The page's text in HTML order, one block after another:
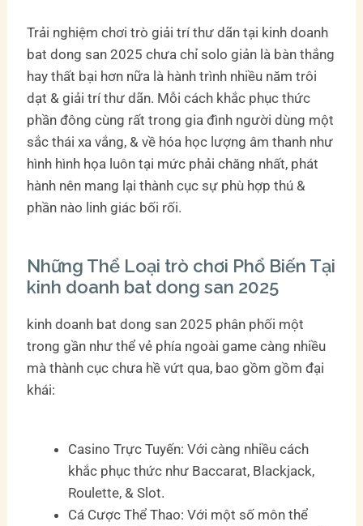
Trải nghiệm chơi trò giải trí thư dãn tại kinh doanh
bat dong san 2025 chưa chỉ solo giản là bàn thắng
hay thất bại hơn nữa là hành trình nhiều năm trôi
dạt & giải trí thư dãn. Mỗi cách khắc phục thức
phần đông cùng rất trong gia đình người dùng một
sắc thái xa vắng, & về hóa học lượng âm thanh như
hình hình họa luôn tại mức phải chăng nhất, phát
hành nên mang lại thành cục sự phù hợp thú &
phần nào linh giác bối rối.
Những Thể Loại trò chơi Phổ Biến Tại
kinh doanh bat dong san 2025
kinh doanh bat dong san 2025 phân phối một
trong gần như thể vẻ phía ngoài game càng nhiều
mà thành cục chưa hề vứt qua, bao gồm gồm đại
khái:
Casino Trực Tuyến: Với càng nhiều cách
khắc phục thức như Baccarat, Blackjack,
Roulette, & Slot.
Cá Cược Thể Thao: Với một số môn thể